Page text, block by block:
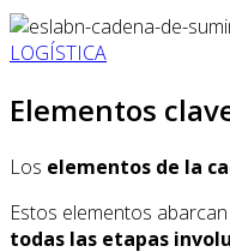
LOGÍSTICA
Elementos
Los elementos de la
Estos elementos
todas las etapas